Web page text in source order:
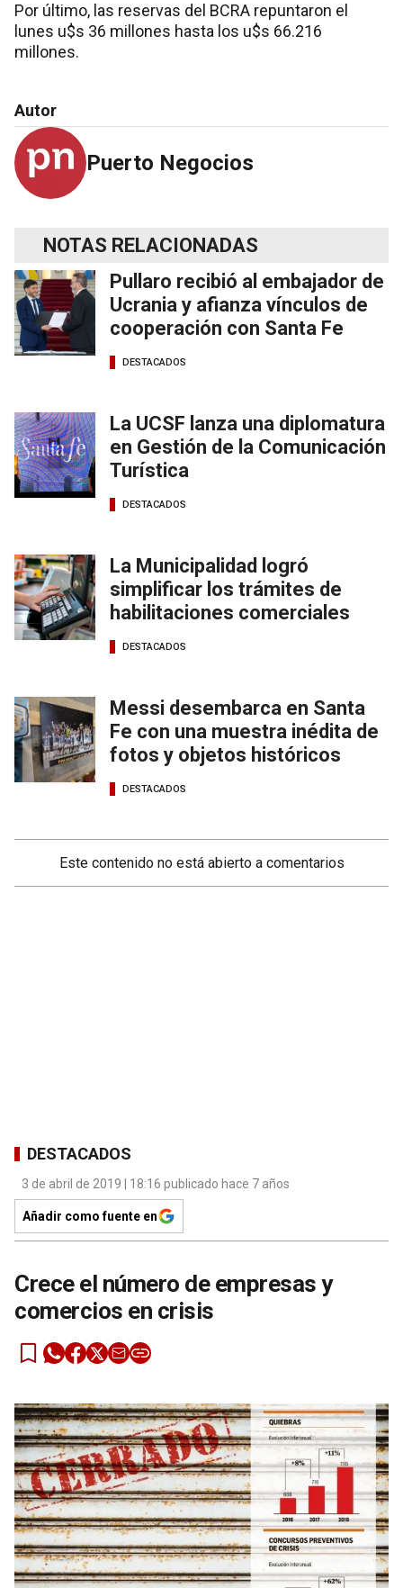
Por último, las reservas del BCRA repuntaron el
lunes u$s 36 millones hasta los u$s 66.216
millones.
Autor
Puerto Negocios
NOTAS RELACIONADAS
Pullaro recibió al embajador de
Ucrania y afianza vínculos de
cooperación con Santa Fe
DESTACADOS
La UCSF lanza una diplomatura
en Gestión de la Comunicación
Turística
DESTACADOS
La Municipalidad logró
simplificar los trámites de
habilitaciones comerciales
DESTACADOS
Messi desembarca en Santa
Fe con una muestra inédita de
fotos y objetos históricos
DESTACADOS
Este contenido no está abierto a comentarios
DESTACADOS
3 de abril de 2019 | 18:16 publicado hace 7 años
Añadir como fuente en
Crece el número de empresas y
comercios en crisis